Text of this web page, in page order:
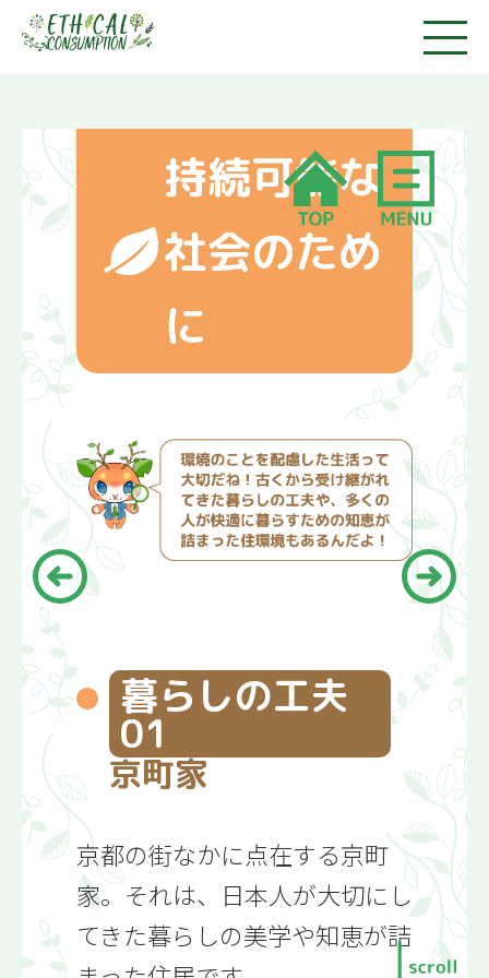
持続可能な
社会のため
に
暮らしの工夫
01
京町家
京都の街なかに点在する京町
家。それは、日本人が大切にし
てきた暮らしの美学や知恵が詰
消費者市民になろう
1.消費者って誰のこと？
2.消費者市民社会ってな
んだろう？
金銭の管理と購入
学習前チェック！
1.契約ってなに？
2.支払方法とお金の管理
3.消費者トラブル事例